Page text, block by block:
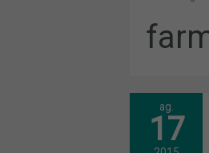
ag.
17
LA